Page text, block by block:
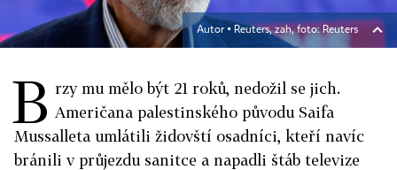
Autor ▪ Reuters, zah, foto: Reuters
B rzy mu mělo být 21 roků, nedožil se jich.
Američana palestinského původu Saifa
Mussalleta umlátili židovští osadníci, kteří navíc
bránili v průjezdu sanitce a napadli štáb televize